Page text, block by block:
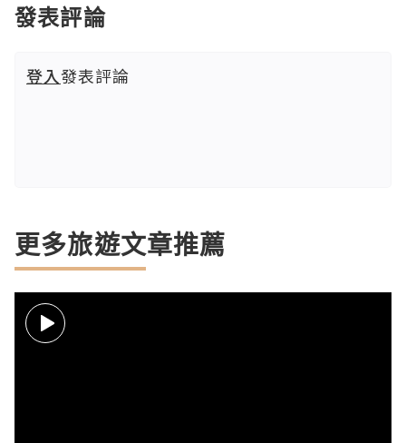
發表評論
登入發表評論
更多旅遊文章推薦